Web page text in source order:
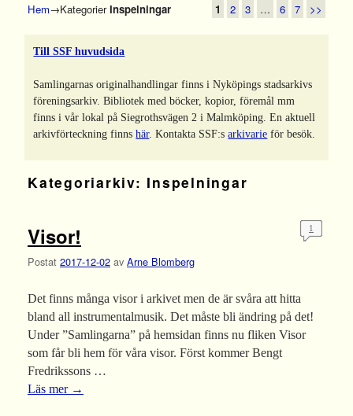
Hem→KategorierInspelningar 1 2 3 … 6 7 >>
Till SSF huvudsida
Samlingarnas originalhandlingar finns i Nyköpings stadsarkivs
föreningsarkiv. Bibliotek med böcker, kopior, föremål mm
finns i vår lokal på Siegrothsvägen 2 i Malmköping. En aktuell
arkivförteckning finnshär. Kontakta SSF:sarkivarie för besök.
Kategoriarkiv: Inspelningar
Visor!
Postat 2017-12-02 av Arne Blomberg
1
Det finns många visor i arkivet men de är svåra att hitta
bland all instrumentalmusik. Det måste bli ändring på det!
Under ”Samlingarna” på hemsidan finns nu fliken Visor
som får bli hem för våra visor. Först kommer Bengt
Fredrikssons …
Läs mer →